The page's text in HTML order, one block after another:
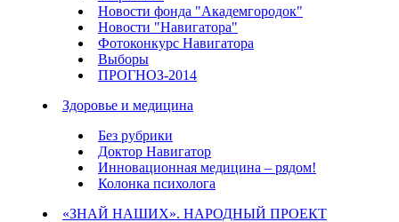
Новости фонда "Академгородок"
Новости "Навигатора"
Фотоконкурс Навигатора
Выборы
ПРОГНОЗ-2014
Здоровье и медицина
Без рубрики
Доктор Навигатор
Инновационная медицина – рядом!
Колонка психолога
«ЗНАЙ НАШИХ». НАРОДНЫЙ ПРОЕКТ